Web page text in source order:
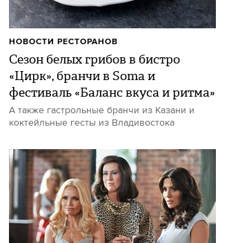
Сезон белых грибов в бистро
«Цирк», бранчи в Soma и
фестиваль «Баланс вкуса и ритма»
А также гастрольные бранчи из Казани и
коктейльные гесты из Владивостока
НОВОСТИ РЕСТОРАНОВ